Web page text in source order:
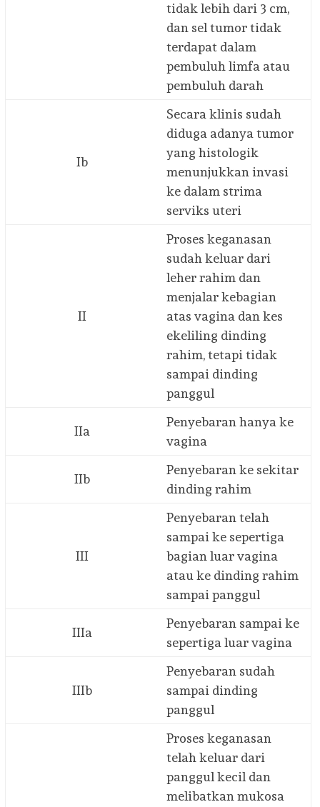
tidak lebih dari 3 cm,
dan sel tumor tidak
terdapat dalam
pembuluh limfa atau
pembuluh darah
Ib
Secara klinis sudah
diduga adanya tumor
yang histologik
menunjukkan invasi
ke dalam strima
serviks uteri
II
Proses keganasan
sudah keluar dari
leher rahim dan
menjalar kebagian
atas vagina dan kes
ekeliling dinding
rahim, tetapi tidak
sampai dinding
panggul
IIa
Penyebaran hanya ke
vagina
IIb
Penyebaran ke sekitar
dinding rahim
III
Penyebaran telah
sampai ke sepertiga
bagian luar vagina
atau ke dinding rahim
sampai panggul
IIIa
Penyebaran sampai ke
sepertiga luar vagina
IIIb
Penyebaran sudah
sampai dinding
panggul
Proses keganasan
telah keluar dari
panggul kecil dan
melibatkan mukosa